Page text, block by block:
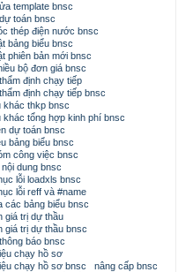
template bnsc
toán bnsc
thép điện nước bnsc
bảng biểu bnsc
phiên bản mới bnsc
bộ đơn giá bnsc
định chạy tiếp
định chạy tiếp bnsc
khác thkp bnsc
khác tổng hợp kinh phí bnsc
dự toán bnsc
bảng biểu bnsc
công việc bnsc
dung bnsc
lỗi loadxls bnsc
lỗi reff và #name
các bảng biểu bnsc
giá trị dự thầu
giá trị dự thầu bnsc
báo bnsc
chạy hồ sơ
chạy hồ sơ bnsc
nâng cấp bnsc